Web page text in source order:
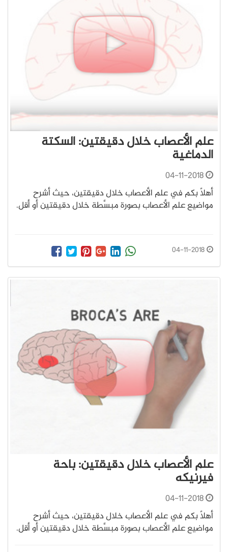
علم الأعصاب خلال دقيقتين: السكتة
الدماغية
04-11-2018
أهلًا بكم في علم الأعصاب خلال دقيقتين، حيث أشرح
مواضيع علم الأعصاب بصورة مبسَّطة خلال دقيقتين أو أقل.
04-11-2018
علم الأعصاب خلال دقيقتين: باحة
فيرنيكه
04-11-2018
أهلًا بكم في علم الأعصاب خلال دقيقتين، حيث أشرح
مواضيع علم الأعصاب بصورة مبسَّطة خلال دقيقتين أو أقل.